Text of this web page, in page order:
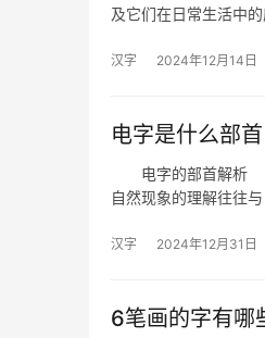
及它们在日常生活
汉字 2024年12月14日
电字是什么部首
电字的部首解析 电
自然现象的理解往往
汉字 2024年12月31日
6笔画的字有哪